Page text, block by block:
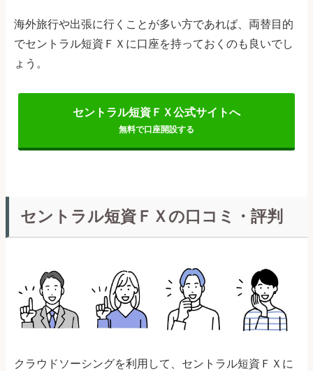
海外旅行や出張に行くことが多い方であれば、両替目的
でセントラル短資ＦＸに口座を持っておくのも良いでし
ょう。
セントラル短資ＦＸ公式サイトへ
無料で口座開設する
セントラル短資ＦＸの口コミ・評判
クラウドソーシングを利用して、セントラル短資ＦＸに